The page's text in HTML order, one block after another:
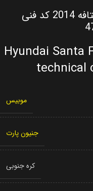
موتور کوپلینگ هیوندای سانتافه 2014 کد فنی
Hyundai Santa
technical
موبیس
جنیون پارت
کره جنوبی